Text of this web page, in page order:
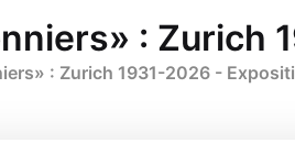
: Zurich
: Zurich 1931-2026 -